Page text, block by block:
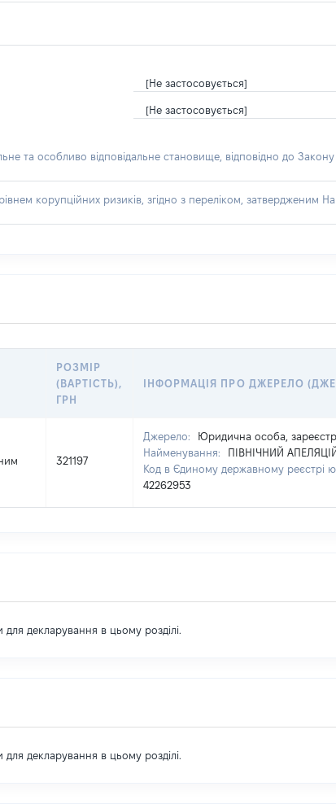
[Не застосовується]
[Не застосовується]
та особливо відповідальне становище, відповідно до
корупційних ризиків, згідно з переліком, затвердженим
РОЗМІР
(ВАРТІСТЬ),
ГРН
ІНФОРМАЦІЯ ПРО ДЖЕРЕЛО
321197
Джерело:
Юридична особа,
Найменування:
ПІВНІЧНИЙ
Код в Єдиному державному реєстрі
42262953
для декларування в цьому розділі.
для декларування в цьому розділі.